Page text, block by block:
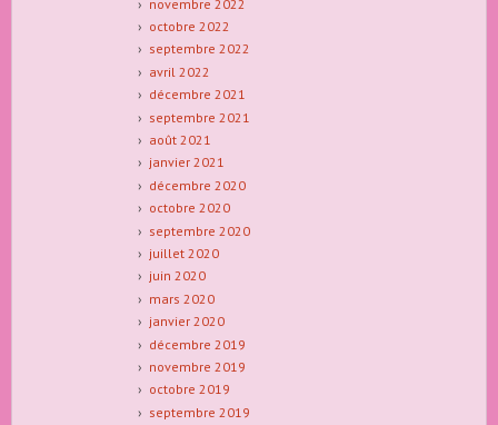
novembre 2022
octobre 2022
septembre 2022
avril 2022
décembre 2021
septembre 2021
août 2021
janvier 2021
décembre 2020
octobre 2020
septembre 2020
juillet 2020
juin 2020
mars 2020
janvier 2020
décembre 2019
novembre 2019
octobre 2019
septembre 2019